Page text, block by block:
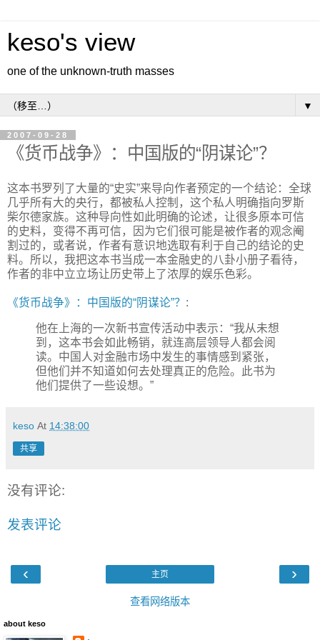
keso's view
one of the unknown-truth masses
▼
2007-09-28
《货币战争》：中国版的“阴谋论”？
这本书罗列了大量的“史实”来导向作者预定的一个结论：全球
几乎所有大的央行，都被私人控制，这个私人明确指向罗斯
柴尔德家族。这种导向性如此明确的论述，让很多原本可信
的史料，变得不再可信，因为它们很可能是被作者的观念阉
割过的，或者说，作者有意识地选取有利于自己的结论的史
料。所以，我把这本书当成一本金融史的八卦小册子看待，
作者的非中立立场让历史带上了浓厚的娱乐色彩。
《货币战争》：中国版的“阴谋论”？ :
他在上海的一次新书宣传活动中表示：“我从未想
到，这本书会如此畅销，就连高层领导人都会阅
读。中国人对金融市场中发生的事情感到紧张，
但他们并不知道如何去处理真正的危险。此书为
他们提供了一些设想。”
keso At 14:38:00
共享
没有评论:
发表评论
‹ ›
主页
查看网络版本
about keso